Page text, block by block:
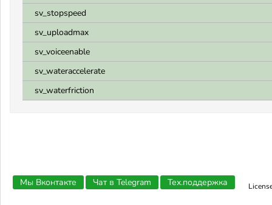
sv_stopspeed
sv_uploadmax
sv_voiceenable
sv_wateraccelerate
sv_waterfriction
Мы Вконтакте Чат в Telegram Тех.поддержка